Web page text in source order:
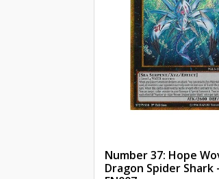
Number 37: Hope
Dragon Spider Shark